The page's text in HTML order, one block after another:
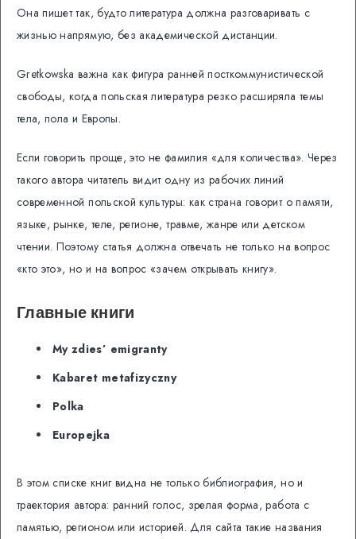
Она пишет так, будто литература должна разговаривать с
жизнью напрямую, без академической дистанции.
Gretkowska важна как фигура ранней посткоммунистической
свободы, когда польская литература резко расширяла темы
тела, пола и Европы.
Если говорить проще, это не фамилия «для количества». Через
такого автора читатель видит одну из рабочих линий
современной польской культуры: как страна говорит о памяти,
языке, рынке, теле, регионе, травме, жанре или детском
чтении. Поэтому статья должна отвечать не только на вопрос
«кто это», но и на вопрос «зачем открывать книгу».
Главные книги
My zdies’ emigranty
Kabaret metafizyczny
Polka
Europejka
В этом списке книг видна не только библиография, но и
траектория автора: ранний голос, зрелая форма, работа с
памятью, регионом или историей. Для сайта такие названия